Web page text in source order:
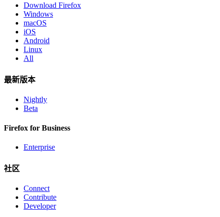
Download Firefox
Windows
macOS
iOS
Android
Linux
All
最新版本
Nightly
Beta
Firefox for Business
Enterprise
社区
Connect
Contribute
Developer